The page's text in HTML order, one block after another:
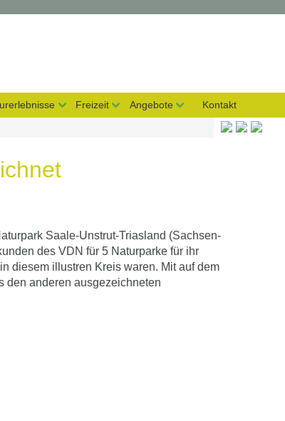
Freizeit Angebote Kontakt
Saale-Unstrut-Triasland (Sachsen-
des VDN für 5 Naturparke für ihr
diesem illustren Kreis waren. Mit auf dem
den anderen ausgezeichneten